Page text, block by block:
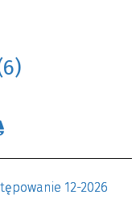
12-2026